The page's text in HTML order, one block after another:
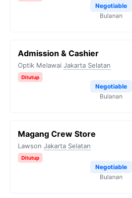
Negotiable
Bulanan
Admission & Cashier
Optik Melawai Jakarta Selatan
Ditutup
Negotiable
Bulanan
Magang Crew Store
Lawson Jakarta Selatan
Ditutup
Negotiable
Bulanan